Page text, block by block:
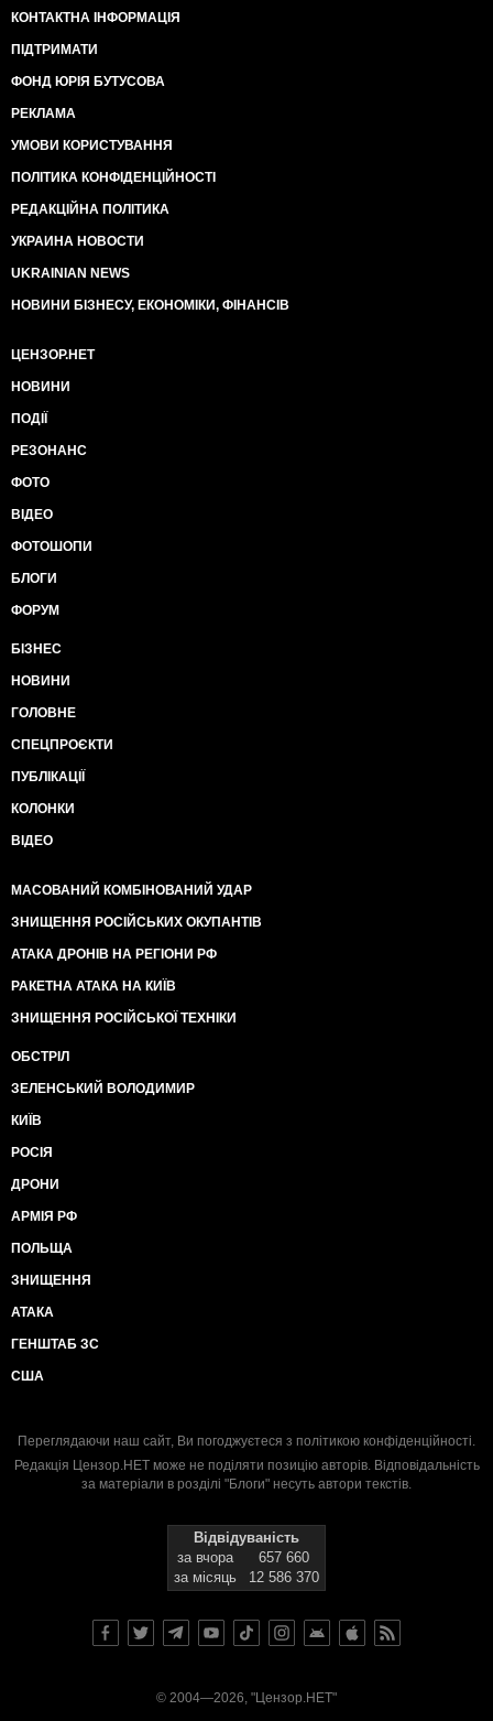
КОНТАКТНА ІНФОРМАЦІЯ
ПІДТРИМАТИ
ФОНД ЮРІЯ БУТУСОВА
РЕКЛАМА
УМОВИ КОРИСТУВАННЯ
ПОЛІТИКА КОНФІДЕНЦІЙНОСТІ
РЕДАКЦІЙНА ПОЛІТИКА
УКРАИНА НОВОСТИ
UKRAINIAN NEWS
НОВИНИ БІЗНЕСУ, ЕКОНОМІКИ, ФІНАНСІВ
ЦЕНЗОР.НЕТ
НОВИНИ
ПОДІЇ
РЕЗОНАНС
ФОТО
ВІДЕО
ФОТОШОПИ
БЛОГИ
ФОРУМ
БІЗНЕС
НОВИНИ
ГОЛОВНЕ
СПЕЦПРОЄКТИ
ПУБЛІКАЦІЇ
КОЛОНКИ
ВІДЕО
МАСОВАНИЙ КОМБІНОВАНИЙ УДАР
ЗНИЩЕННЯ РОСІЙСЬКИХ ОКУПАНТІВ
АТАКА ДРОНІВ НА РЕГІОНИ РФ
РАКЕТНА АТАКА НА КИЇВ
ЗНИЩЕННЯ РОСІЙСЬКОЇ ТЕХНІКИ
ОБСТРІЛ
ЗЕЛЕНСЬКИЙ ВОЛОДИМИР
КИЇВ
РОСІЯ
ДРОНИ
АРМІЯ РФ
ПОЛЬЩА
ЗНИЩЕННЯ
АТАКА
ГЕНШТАБ ЗС
США
Переглядаючи наш сайт, Ви погоджуєтеся з політикою конфіденційності.
Редакція Цензор.НЕТ може не поділяти позицію авторів. Відповідальність
за матеріали в розділі "Блоги" несуть автори текстів.
Відвідуваність
за вчора
657 660
за місяць
12 586 370
© 2004—2026, "Цензор.НЕТ"